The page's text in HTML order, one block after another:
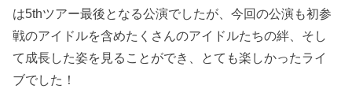
は5thツアー最後となる公演でしたが、今回の公演も初参
戦のアイドルを含めたくさんのアイドルたちの絆、そし
て成長した姿を見ることができ、とても楽しかったライ
ブでした！